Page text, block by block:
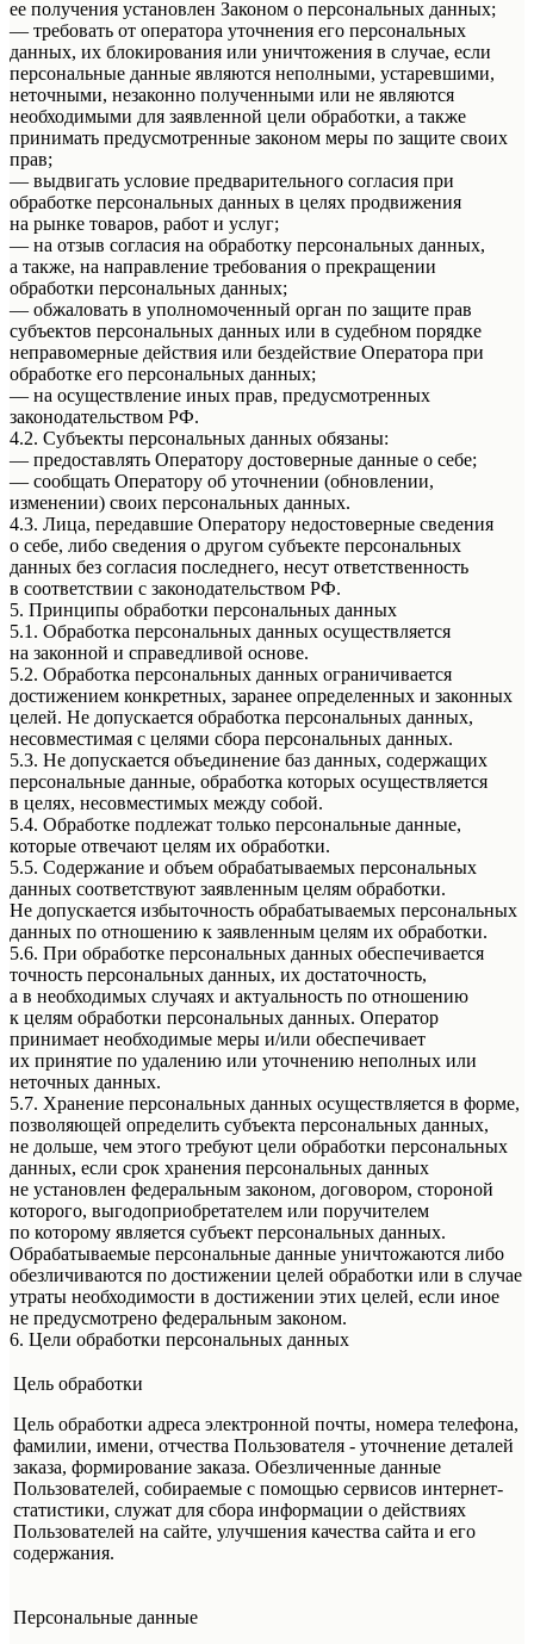
ее получения установлен Законом о персональных данных;
— требовать от оператора уточнения его персональных
данных, их блокирования или уничтожения в случае, если
персональные данные являются неполными, устаревшими,
неточными, незаконно полученными или не являются
необходимыми для заявленной цели обработки, а также
принимать предусмотренные законом меры по защите своих
прав;
— выдвигать условие предварительного согласия при
обработке персональных данных в целях продвижения
на рынке товаров, работ и услуг;
— на отзыв согласия на обработку персональных данных,
а также, на направление требования о прекращении
обработки персональных данных;
— обжаловать в уполномоченный орган по защите прав
субъектов персональных данных или в судебном порядке
неправомерные действия или бездействие Оператора при
обработке его персональных данных;
— на осуществление иных прав, предусмотренных
законодательством РФ.
4.2. Субъекты персональных данных обязаны:
— предоставлять Оператору достоверные данные о себе;
— сообщать Оператору об уточнении (обновлении,
изменении) своих персональных данных.
4.3. Лица, передавшие Оператору недостоверные сведения
о себе, либо сведения о другом субъекте персональных
данных без согласия последнего, несут ответственность
в соответствии с законодательством РФ.
5. Принципы обработки персональных данных
5.1. Обработка персональных данных осуществляется
на законной и справедливой основе.
5.2. Обработка персональных данных ограничивается
достижением конкретных, заранее определенных и законных
целей. Не допускается обработка персональных данных,
несовместимая с целями сбора персональных данных.
5.3. Не допускается объединение баз данных, содержащих
персональные данные, обработка которых осуществляется
в целях, несовместимых между собой.
5.4. Обработке подлежат только персональные данные,
которые отвечают целям их обработки.
5.5. Содержание и объем обрабатываемых персональных
данных соответствуют заявленным целям обработки.
Не допускается избыточность обрабатываемых персональных
данных по отношению к заявленным целям их обработки.
5.6. При обработке персональных данных обеспечивается
точность персональных данных, их достаточность,
а в необходимых случаях и актуальность по отношению
к целям обработки персональных данных. Оператор
принимает необходимые меры и/или обеспечивает
их принятие по удалению или уточнению неполных или
неточных данных.
5.7. Хранение персональных данных осуществляется в форме,
позволяющей определить субъекта персональных данных,
не дольше, чем этого требуют цели обработки персональных
данных, если срок хранения персональных данных
не установлен федеральным законом, договором, стороной
которого, выгодоприобретателем или поручителем
по которому является субъект персональных данных.
Обрабатываемые персональные данные уничтожаются либо
обезличиваются по достижении целей обработки или в случае
утраты необходимости в достижении этих целей, если иное
не предусмотрено федеральным законом.
6. Цели обработки персональных данных
Цель обработки
Цель обработки адреса электронной почты, номера телефона,
фамилии, имени, отчества Пользователя - уточнение деталей
заказа, формирование заказа. Обезличенные данные
Пользователей, собираемые с помощью сервисов интернет-
статистики, служат для сбора информации о действиях
Пользователей на сайте, улучшения качества сайта и его
содержания.
Персональные данные